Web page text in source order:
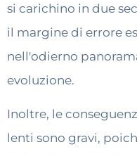
si carichino in due
il margine di errore
nell'odierno
evoluzione.
Inoltre, le
lenti sono gravi,